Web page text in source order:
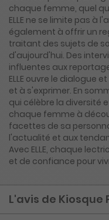
chaque femme, quel
ELLE ne se limite pas à
également à offrir un
traitant des sujets de
d'aujourd'hui. Des
influentes aux
ELLE ouvre le dialogue
et à s'exprimer. En
qui célèbre la diversité
chaque femme à
facettes de sa
l'actualité et aux
Avec ELLE, chaque
et de confiance pour
L'avis de Kiosque